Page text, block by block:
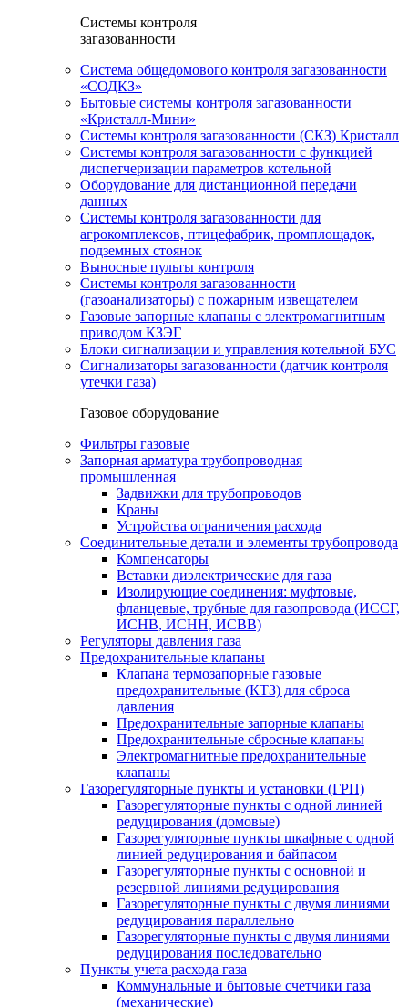
Системы контроля
загазованности
Система общедомового контроля загазованности
«СОДКЗ»
Бытовые системы контроля загазованности
«Кристалл-Мини»
Системы контроля загазованности (СКЗ) Кристалл
Системы контроля загазованности с функцией
диспетчеризации параметров котельной
Оборудование для дистанционной передачи
данных
Системы контроля загазованности для
агрокомплексов, птицефабрик, промплощадок,
подземных стоянок
Выносные пульты контроля
Системы контроля загазованности
(газоанализаторы) с пожарным извещателем
Газовые запорные клапаны с электромагнитным
приводом КЗЭГ
Блоки сигнализации и управления котельной БУС
Сигнализаторы загазованности (датчик контроля
утечки газа)
Газовое оборудование
Фильтры газовые
Запорная арматура трубопроводная
промышленная
Задвижки для трубопроводов
Краны
Устройства ограничения расхода
Соединительные детали и элементы трубопровода
Компенсаторы
Вставки диэлектрические для газа
Изолирующие соединения: муфтовые,
фланцевые, трубные для газопровода (ИССГ,
ИСНВ, ИСНН, ИСВВ)
Регуляторы давления газа
Предохранительные клапаны
Клапана термозапорные газовые
предохранительные (КТЗ) для сброса
давления
Предохранительные запорные клапаны
Предохранительные сбросные клапаны
Электромагнитные предохранительные
клапаны
Газорегуляторные пункты и установки (ГРП)
Газорегуляторные пункты с одной линией
редуцирования (домовые)
Газорегуляторные пункты шкафные с одной
линией редуцирования и байпасом
Газорегуляторные пункты с основной и
резервной линиями редуцирования
Газорегуляторные пункты с двумя линиями
редуцирования параллельно
Газорегуляторные пункты с двумя линиями
редуцирования последовательно
Пункты учета расхода газа
Коммунальные и бытовые счетчики газа
(механические)